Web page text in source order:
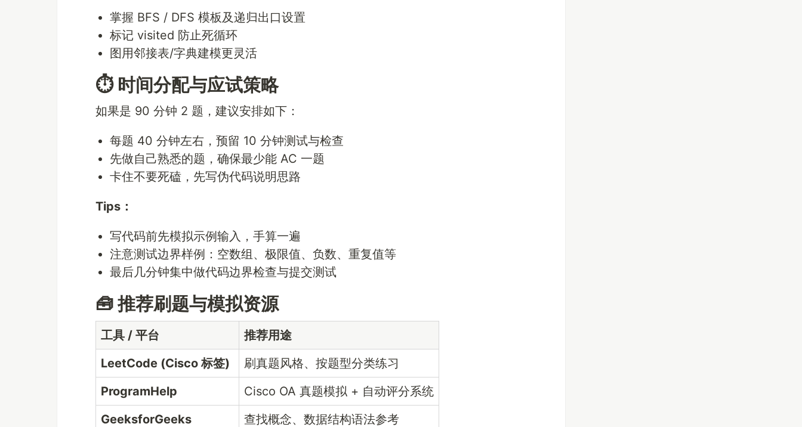
掌握 BFS / DFS 模板及递归出口设置
标记 visited 防止死循环
图用邻接表/字典建模更灵活
⏱️ 时间分配与应试策略
如果是 90 分钟 2 题，建议安排如下：
每题 40 分钟左右，预留 10 分钟测试与检查
先做自己熟悉的题，确保最少能 AC 一题
卡住不要死磕，先写伪代码说明思路
Tips：
写代码前先模拟示例输入，手算一遍
注意测试边界样例：空数组、极限值、负数、重复值等
最后几分钟集中做代码边界检查与提交测试
🧰 推荐刷题与模拟资源
工具 / 平台
推荐用途
LeetCode (Cisco 标签)
刷真题风格、按题型分类练习
ProgramHelp
Cisco OA 真题模拟 + 自动评分系统
GeeksforGeeks
查找概念、数据结构语法参考